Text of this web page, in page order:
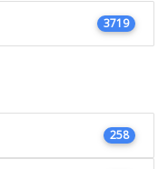
3719
258